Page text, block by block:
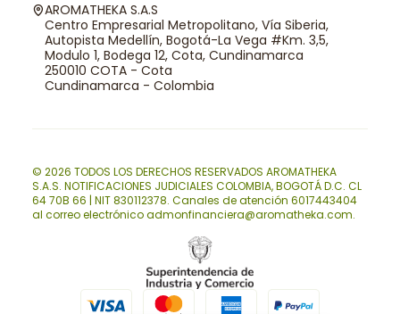
AROMATHEKA S.A.S
Centro Empresarial Metropolitano, Vía Siberia,
Autopista Medellín, Bogotá-La Vega #Km. 3,5,
Modulo 1, Bodega 12, Cota, Cundinamarca
250010 COTA - Cota
Cundinamarca - Colombia
© 2026 TODOS LOS DERECHOS RESERVADOS AROMATHEKA
S.A.S. NOTIFICACIONES JUDICIALES COLOMBIA, BOGOTÁ D.C. CL
64 70B 66 | NIT 830112378. Canales de atención 6017443404
al correo electrónico admonfinanciera@aromatheka.com.